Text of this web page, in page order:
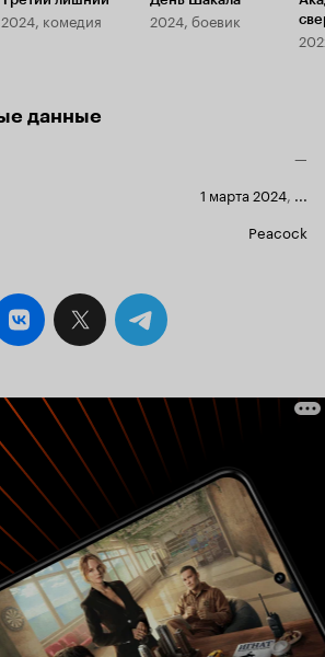
2024, комедия 2024, боевик
данные
—
1 марта 2024, ...
Peacock